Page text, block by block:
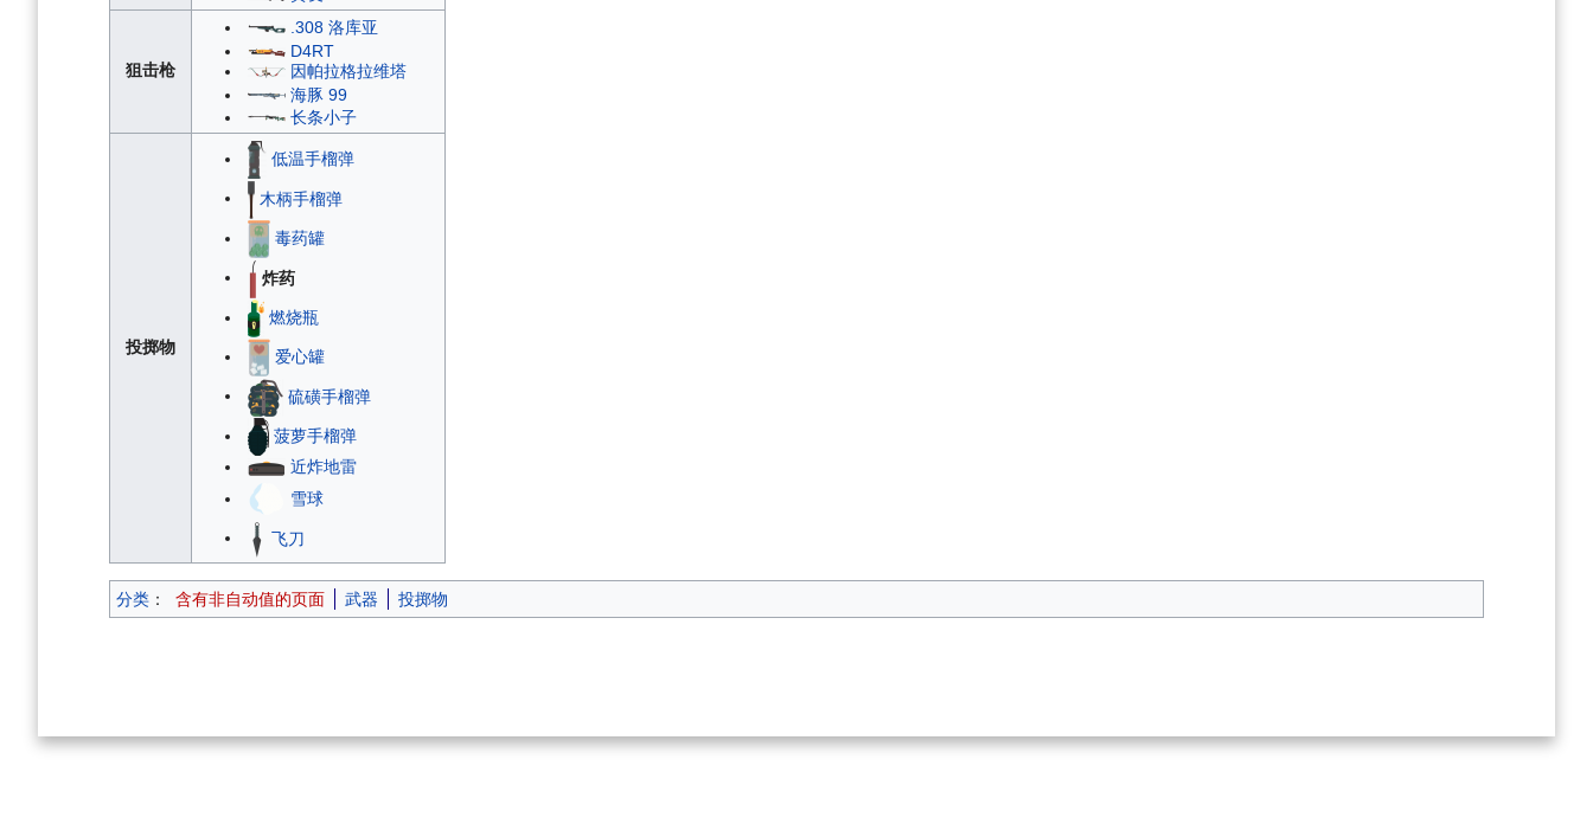
狙击枪
.308 洛库亚
D4RT
因帕拉格拉维塔
海豚 99
长条小子
投掷物
低温手榴弹
木柄手榴弹
毒药罐
炸药
燃烧瓶
爱心罐
硫磺手榴弹
菠萝手榴弹
近炸地雷
雪球
飞刀
分类 ： 含有非自动值的页面 武器 投掷物